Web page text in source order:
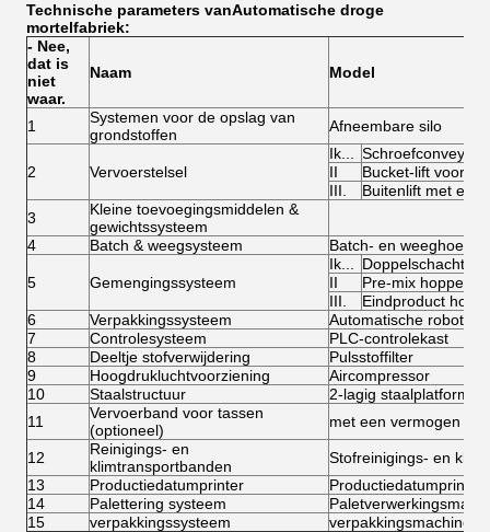
Technische parameters vanAutomatische droge
mortelfabriek:
- Nee,
dat is
niet
waar.
Naam Model
1
Systemen voor de opslag van
grondstoffen
Afneembare silo
2 Vervoerstelsel
Ik...
Schroefconveyor
II
Bucket-lift voor
III.
Buitenlift met
3
Kleine toevoegingsmiddelen &
gewichtssysteem
4
Batch & weegsysteem Batch- en weeghoepel
5 Gemengingssysteem
Ik...
II
Pre-mix hopper
III.
Eindproduct
6
Verpakkingssysteem
Automatische robot-
7
Controlesysteem
PLC-controlekast
8
Deeltje stofverwijdering
Pulsstoffilter
9
Hoogdrukluchtvoorziening
Aircompressor
10
Staalstructuur
2-lagig staalplatform
11
Vervoerband voor tassen
(optioneel)
met een vermogen
12
Reinigings- en
klimtransportbanden
Stofreinigings- en
13
Productiedatumprinter
Productiedatumprinter
14
Palettering systeem
15
verpakkingssysteem verpakkingsmachine